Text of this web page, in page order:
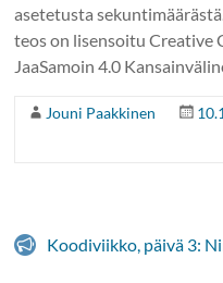
asetetusta
teos on lisensoitu Creative
JaaSamoin 4.0
Jouni Paakkinen
Koodiviikko, päivä 3: